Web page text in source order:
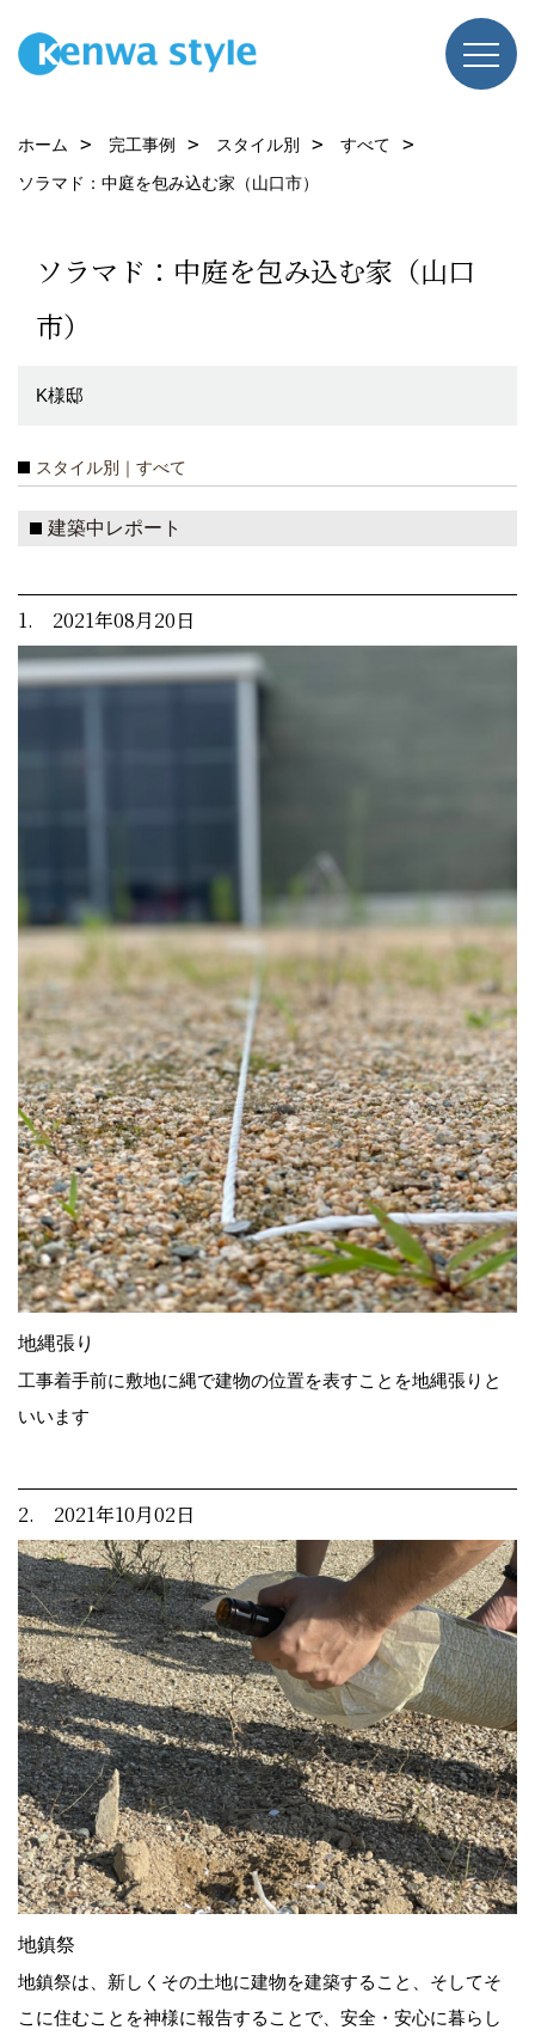
ホーム 完工事例 スタイル別
すべて
ソラマド：中庭を包み込む家（山口市）
ソラマド：中庭を包み込む家（山口
市）
K様邸
スタイル別｜すべて
建築中レポート
1. 2021年08月20日
地縄張り
工事着手前に敷地に縄で建物の位置を表すことを地縄張りと
いいます
2. 2021年10月02日
地鎮祭
地鎮祭は、新しくその土地に建物を建築すること、そしてそ
こに住むことを神様に報告することで、安全・安心に暮らし